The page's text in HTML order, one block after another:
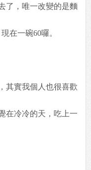
了，唯一改變的是麵
在一碗60囉。
其實我個人也很喜歡
在冷冷的天，吃上一